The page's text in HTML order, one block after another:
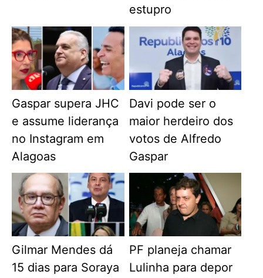
estupro
Gaspar supera JHC
e assume liderança
no Instagram em
Alagoas
Davi pode ser o
maior herdeiro dos
votos de Alfredo
Gaspar
Gilmar Mendes dá
15 dias para Soraya
PF planeja chamar
Lulinha para depor